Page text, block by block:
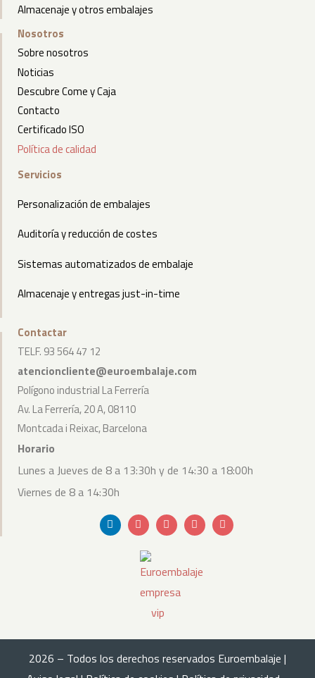
Almacenaje y otros embalajes
Nosotros
Sobre nosotros
Noticias
Descubre Come y Caja
Contacto
Certificado ISO
Política de calidad
Servicios
Personalización de embalajes
Auditoría y reducción de costes
Sistemas automatizados de embalaje
Almacenaje y entregas just-in-time
Contactar
TELF. 93 564 47 12
atencioncliente@euroembalaje.com
Polígono industrial La Ferrería
Av. La Ferrería, 20 A, 08110
Montcada i Reixac, Barcelona
Horario
Lunes a Jueves de 8 a 13:30h y de 14:30 a 18:00h
Viernes de 8 a 14:30h
2026 – Todos los derechos reservados Euroembalaje |